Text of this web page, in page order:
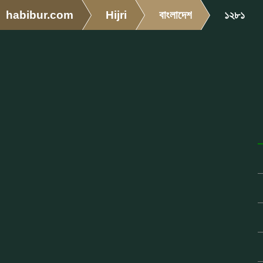
habibur.com Hijri বাংলাদেশ ১২৮১